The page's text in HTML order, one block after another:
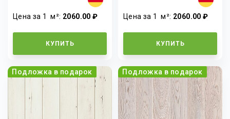
Цена за 1м²: 2060.00 ₽
КУПИТЬ
Цена за 1м²: 2060.00 ₽
КУПИТЬ
Подложка в подарок Подложка в подарок